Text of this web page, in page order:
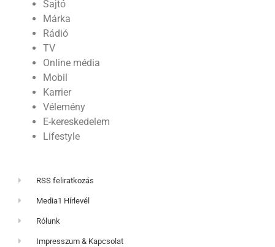
Sajtó
Márka
Rádió
TV
Online média
Mobil
Karrier
Vélemény
E-kereskedelem
Lifestyle
RSS feliratkozás
Media1 Hírlevél
Rólunk
Impresszum & Kapcsolat